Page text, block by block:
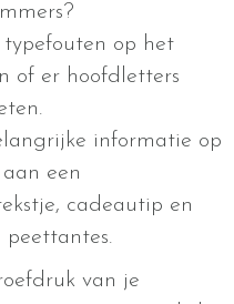
op het
of er hoofdletters
informatie op
een
cadeautip en
peettantes.
van je